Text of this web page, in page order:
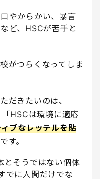
やからかい、暴言
ど、HSCが苦手と
がつらくなってしま
だきたいのは、
「HSCは環境に適応
ブなレッテルを貼
す。
とそうではない個体
でに人間だけでな